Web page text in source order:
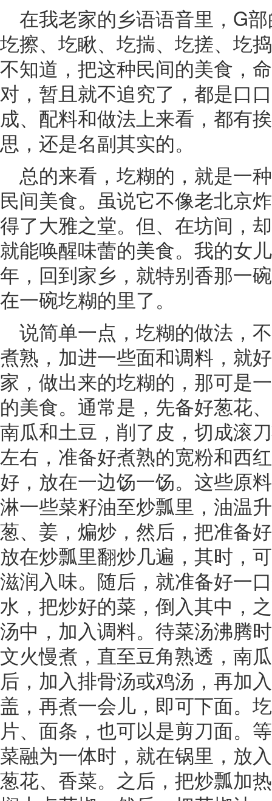
在我老家的乡语语音里，G
圪擦、圪瞅、圪揣、圪搓、圪
不知道，把这种民间的美食，
对，暂且就不追究了，都是口
成、配料和做法上来看，都有
思，还是名副其实的。
总的来看，圪糊的，就是一
民间美食。虽说它不像老北京
得了大雅之堂。但、在坊间，
就能唤醒味蕾的美食。我的女
年，回到家乡，就特别香那一
在一碗圪糊的里了。
说简单一点，圪糊的做法，
煮熟，加进一些面和调料，就
家，做出来的圪糊的，那可是
的美食。通常是，先备好葱花
南瓜和土豆，削了皮，切成滚
左右，准备好煮熟的宽粉和西
好，放在一边饧一饧。这些原
淋一些菜籽油至炒瓢里，油温
葱、姜，煸炒，然后，把准备
放在炒瓢里翻炒几遍，其时，
滋润入味。随后，就准备好一
水，把炒好的菜，倒入其中，
汤中，加入调料。待菜汤沸腾
文火慢煮，直至豆角熟透，南
后，加入排骨汤或鸡汤，再加
盖，再煮一会儿，即可下面。
片、面条，也可以是剪刀面。
菜融为一体时，就在锅里，放
葱花、香菜。之后，把炒瓢加